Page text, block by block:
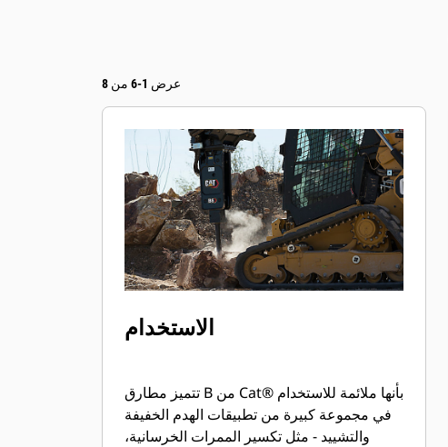
عرض 1-6 من 8
الاستخدام
تتميز مطارق B من Cat® بأنها ملائمة للاستخدام
في مجموعة كبيرة من تطبيقات الهدم الخفيفة
والتشييد - مثل تكسير الممرات الخرسانية،